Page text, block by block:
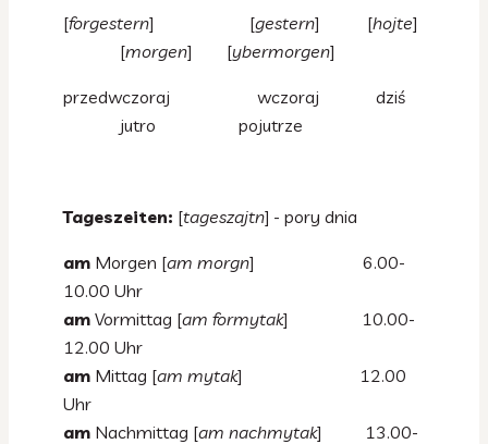
[forgestern] [gestern] [hojte]
[morgen] [ybermorgen]
przedwczoraj wczoraj dziś
jutro pojutrze
Tageszeiten: [tageszajtn] - pory dnia
am Morgen [am morgn] 6.00-
10.00 Uhr
am Vormittag [am formytak] 10.00-
12.00 Uhr
am Mittag [am mytak] 12.00
Uhr
am Nachmittag [am nachmytak] 13.00-